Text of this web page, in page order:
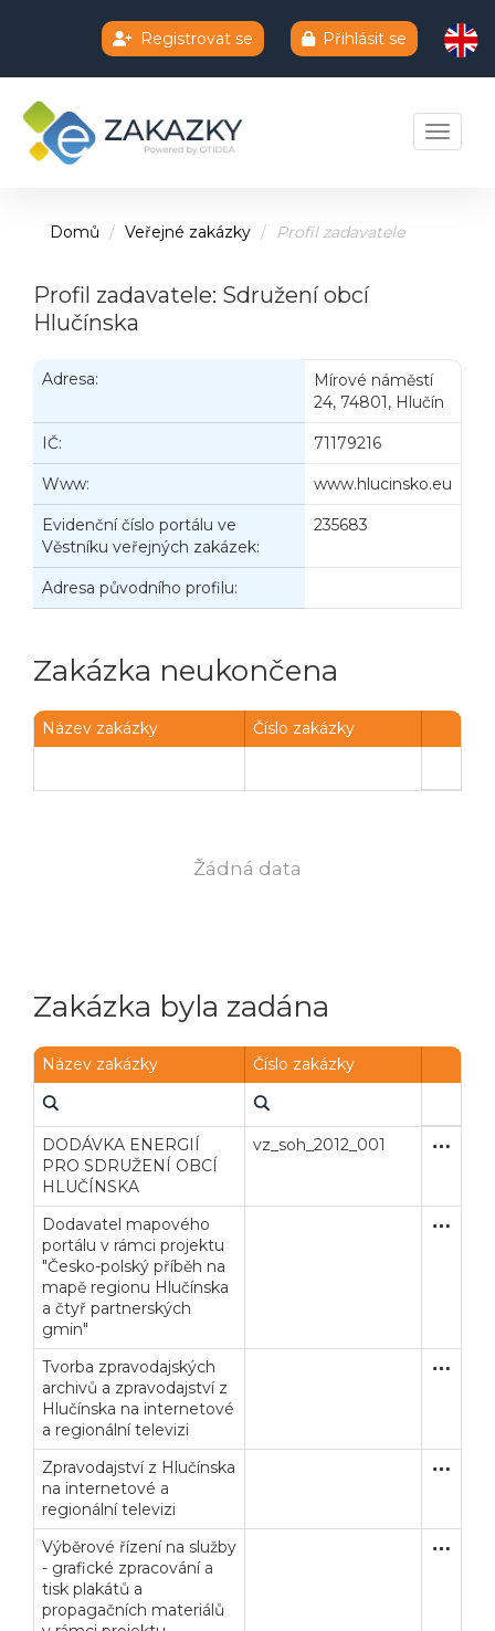
Registrovat se Přihlásit se
Toggle
Domů Veřejné zakázky Profil zadavatele
Profil zadavatele: Sdružení obcí
Hlučínska
Adresa:
Mírové náměstí
24, 74801, Hlučín
IČ: 71179216
Www: www.hlucinsko.eu
Evidenční číslo portálu ve
Věstníku veřejných zakázek:
235683
Adresa původního profilu:
Zakázka neukončena
Název zakázky Číslo zakázky
Žádná data
Zakázka byla zadána
Název zakázky Číslo zakázky
DODÁVKA ENERGIÍ
PRO SDRUŽENÍ OBCÍ
HLUČÍNSKA
vz_soh_2012_001 Služby
Dodavatel mapového
portálu v rámci projektu
"Česko-polský příběh na
mapě regionu Hlučínska
a čtyř partnerských
gmin"
Služby
Tvorba zpravodajských
archivů a zpravodajství z
Hlučínska na internetové
a regionální televizi
Služby
Zpravodajství z Hlučínska
na internetové a
regionální televizi
Služby
Výběrové řízení na služby
- grafické zpracování a
tisk plakátů a
propagačních materiálů
Služby
Chatbot e-zakazky